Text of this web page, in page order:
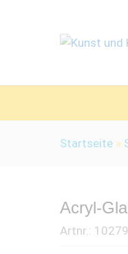
Startseite »
Acryl-
Artnr.: